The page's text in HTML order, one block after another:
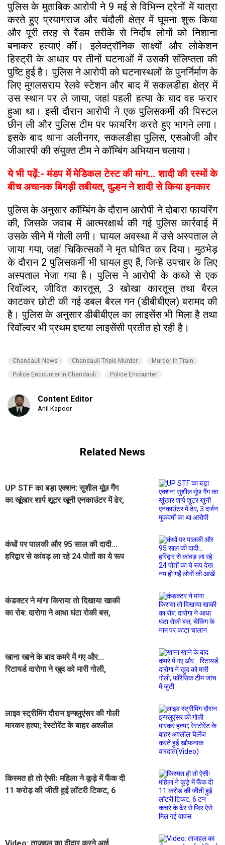
पुलिस के मुताबिक आरोपी ने 9 मई से विभिन्न ट्रेनों में यात्रा
करते हुए प्रयागराज और चंदौली क्षेत्र में घूमना शुरू किया
और पूरी तरह से रैंडम तरीके से निर्दोष लोगों को निशाना
बनाकर हत्याएं कीं। इलेक्ट्रॉनिक साक्ष्यों और लोकेशन
हिस्ट्री के आधार पर तीनों घटनाओं में उसकी संलिप्तता की
पुष्टि हुई है। पुलिस ने आरोपी को घटनास्थलों के पुनर्निर्माण के
लिए मुगलसराय रेलवे स्टेशन और बाद में सकलडीहा क्षेत्र में
उस स्थान पर ले जाया, जहां पहली हत्या के बाद वह फरार
हुआ था। इसी दौरान आरोपी ने एक पुलिसकर्मी की पिस्टल
छीन ली और पुलिस टीम पर फायरिंग करते हुए भागने लगा।
इसके बाद थाना अलीनगर, सकलडीहा पुलिस, एसओजी और
जीआरपी की संयुक्त टीम ने कॉम्बिंग अभियान चलाया।
ये भी पढ़ें:- मंडप में मेडिकल टेस्ट की मांग... शादी की रस्मों के
बीच अचानक बिगड़ी तबीयत, दुल्हन ने शादी से किया इनकार
पुलिस के अनुसार कॉम्बिंग के दौरान आरोपी ने दोबारा फायरिंग
की, जिसके जवाब में आत्मरक्षार्थ की गई पुलिस कार्रवाई में
उसके सीने में गोली लगी। घायल अवस्था में उसे अस्पताल ले
जाया गया, जहां चिकित्सकों ने मृत घोषित कर दिया। मुठभेड़
के दौरान 2 पुलिसकर्मी भी घायल हुए हैं, जिन्हें उपचार के लिए
अस्पताल भेजा गया है। पुलिस ने आरोपी के कब्जे से एक
रिवॉल्वर, जीवित कारतूस, 3 खोखा कारतूस तथा बैरल
काटकर छोटी की गई डबल बैरल गन (डीबीबीएल) बरामद की
है। पुलिस के अनुसार डीबीबीएल का लाइसेंस भी मिला है तथा
रिवॉल्वर भी प्रथम द्दष्टया लाइसेंसी प्रतीत हो रही है।
Chandauli News Chandauli Triple Murder
Murder In Train
Police Encounter In Chandauli
Police Encounter
Content Editor
Anil Kapoor
Related News
UP STF का बड़ा एक्शन: सुशील मूंछ गैंग
का खूंखार शार्प शूटर खूनी एनकाउंटर में ढेर,
कंधों पर पालकी और 95 साल की दादी...
हरिद्वार से कांवड़ ला रहे 24 पोतों का ये रूप
कंडक्टर ने मांगा किराया तो दिखाया खाकी
का रोब: दारोगा ने आधा घंटा रोकी बस,
खाना खाने के बाद कमरे में गए और...
रिटायर्ड दारोगा ने खुद को मारी गोली,
लाइव स्ट्रीमिंग दौरान इन्फ्लुएंसर की गोली
मारकर हत्या; रेस्टोरेंट के बाहर अश्लील
किस्मत हो तो ऐसीः महिला ने कूड़े में फैंक दी
11 करोड़ की जीती हुई लॉटरी टिकट, 6